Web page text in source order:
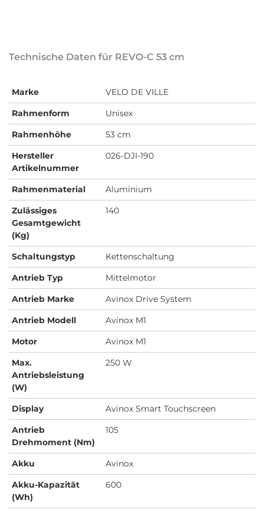
Technische Daten für REVO-C 53 cm
Marke
VELO DE VILLE
Rahmenform
Unisex
Rahmenhöhe
53 cm
Hersteller
Artikelnummer
026-DJI-190
Rahmenmaterial
Aluminium
Zulässiges
Gesamtgewicht
(Kg)
140
Schaltungstyp
Kettenschaltung
Antrieb Typ
Mittelmotor
Antrieb Marke
Avinox Drive System
Antrieb Modell
Avinox M1
Motor
Avinox M1
Max.
Antriebsleistung
(W)
250 W
Display
Avinox Smart Touchscreen
Antrieb
Drehmoment (Nm)
105
Akku
Avinox
Akku-Kapazität
(Wh)
600